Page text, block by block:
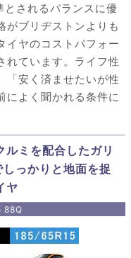
されるバランスに優
がブリヂストンよりも
イヤのコストパフォー
れています。ライフ性
「安く済ませたいが性
によく聞かれる条件に
ミを配合したガリ
っかりと地面を捉
ヤ
88Q